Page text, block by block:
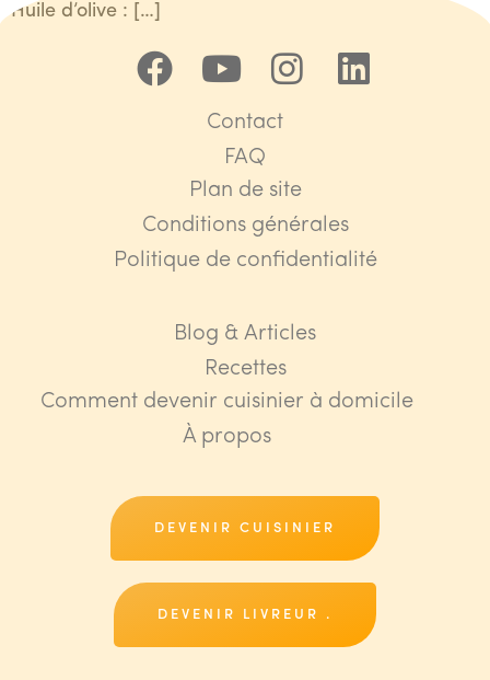
Huile d’olive : […]
Contact
FAQ
Plan de site
Conditions générales
Politique de confidentialité
Blog & Articles
Recettes
Comment devenir cuisinier à domicile
À propos
DEVENIR CUISINIER
DEVENIR LIVREUR .